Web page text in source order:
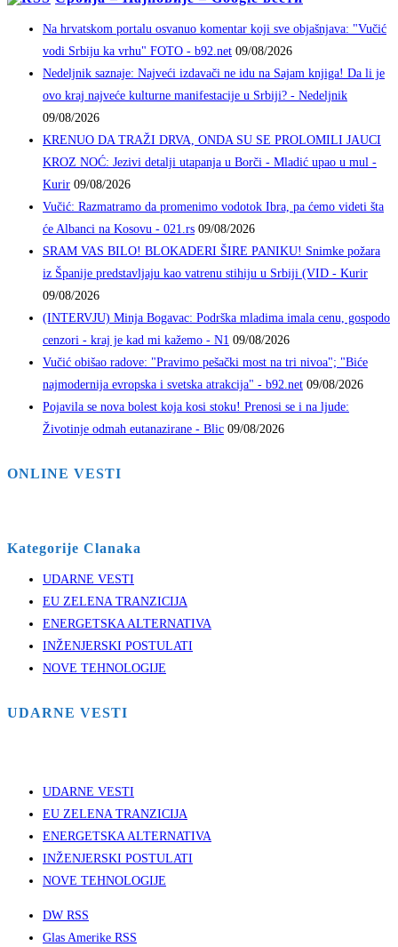
Na hrvatskom portalu osvanuo komentar koji sve objašnjava: "Vučić
vodi Srbiju ka vrhu" FOTO - b92.net 09/08/2026
Nedeljnik saznaje: Najveći izdavači ne idu na Sajam knjiga! Da li je
ovo kraj najveće kulturne manifestacije u Srbiji? - Nedeljnik
09/08/2026
KRENUO DA TRAŽI DRVA, ONDA SU SE PROLOMILI JAUCI
KROZ NOĆ: Jezivi detalji utapanja u Borči - Mladić upao u mul -
Kurir 09/08/2026
Vučić: Razmatramo da promenimo vodotok Ibra, pa ćemo videti šta
će Albanci na Kosovu - 021.rs 09/08/2026
SRAM VAS BILO! BLOKADERI ŠIRE PANIKU! Snimke požara
iz Španije predstavljaju kao vatrenu stihiju u Srbiji (VID - Kurir
09/08/2026
(INTERVJU) Minja Bogavac: Podrška mladima imala cenu, gospodo
cenzori - kraj je kad mi kažemo - N1 09/08/2026
Vučić obišao radove: "Pravimo pešački most na tri nivoa"; "Biće
najmodernija evropska i svetska atrakcija" - b92.net 09/08/2026
Pojavila se nova bolest koja kosi stoku! Prenosi se i na ljude:
Životinje odmah eutanazirane - Blic 09/08/2026
ONLINE VESTI
Kategorije Clanaka
UDARNE VESTI
EU ZELENA TRANZICIJA
ENERGETSKA ALTERNATIVA
INŽENJERSKI POSTULATI
NOVE TEHNOLOGIJE
UDARNE VESTI
UDARNE VESTI
EU ZELENA TRANZICIJA
ENERGETSKA ALTERNATIVA
INŽENJERSKI POSTULATI
NOVE TEHNOLOGIJE
DW RSS
Glas Amerike RSS